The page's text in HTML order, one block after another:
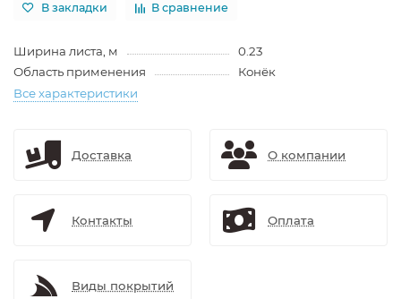
В закладки В сравнение
Ширина листа, м
0.23
Область применения
Конёк
Все характеристики
Доставка О компании
Контакты Оплата
Виды покрытий